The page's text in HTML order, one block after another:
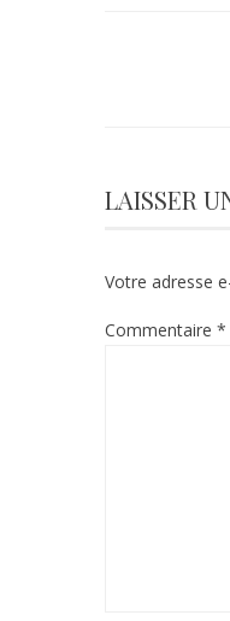
LAISSER
Votre adresse
Commentaire *